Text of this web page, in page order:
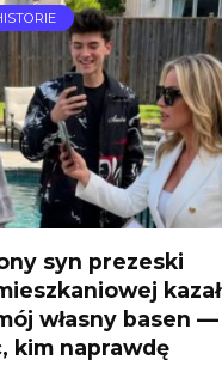
syn prezeski
kazał
własny basen —
kim naprawdę